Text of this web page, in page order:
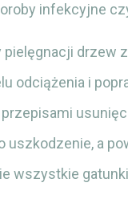
infekcyjne
drzew
odciążenia i
uszkodzenie, a
wszystkie